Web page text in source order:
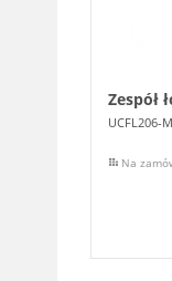
Zespół
UCFL206-
Na